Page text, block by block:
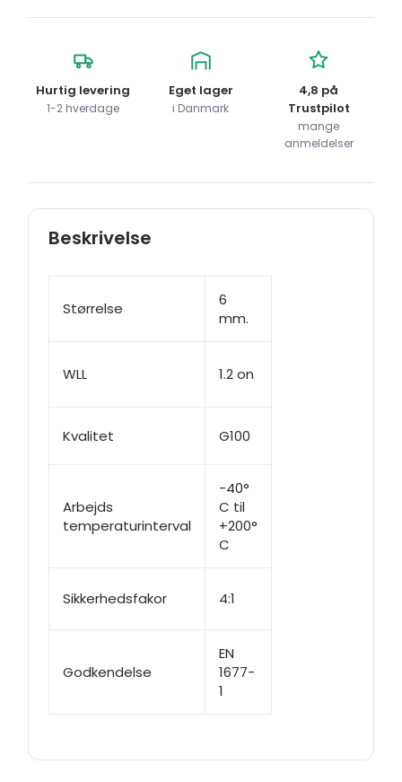
Hurtig levering
1-2 hverdage
Eget lager
i Danmark
4,8 på
Trustpilot
mange
anmeldelser
Beskrivelse
Størrelse
6
mm.
WLL 1.2 on
Kvalitet G100
Arbejds
temperaturinterval
-40°
C til
+200°
C
Sikkerhedsfakor 4:1
Godkendelse
EN
1677-
1